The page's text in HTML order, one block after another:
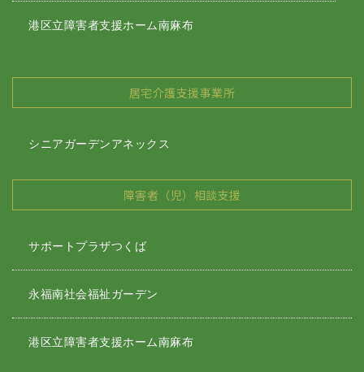
港区立障害者支援ホーム南麻布
居宅介護支援事業所
シニアガーデンアネックス
障害者（児）相談支援
サポートプラザつくば
永福南社会福祉ガーデン
港区立障害者支援ホーム南麻布